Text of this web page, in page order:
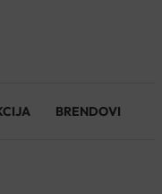
BRENDOVI